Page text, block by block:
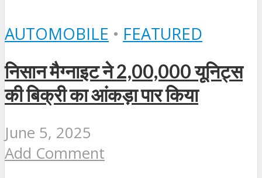
AUTOMOBILE • FEATURED
निसान मैग्नाइट ने 2,00,000 यूनिट्स
की बिक्री का आंकड़ा पार किया
June 5, 2025
Add Comment